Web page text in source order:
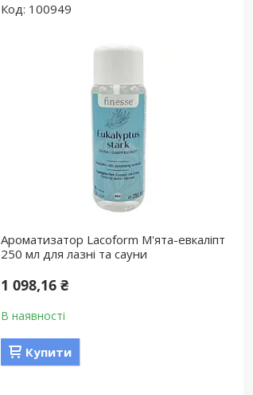
100949
Ароматизатор Lacoform М'ята-евкаліпт
250 мл для лазні та сауни
1 098,16 ₴
В наявності
Купити